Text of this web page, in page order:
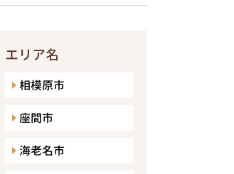
エリア名
相模原市
座間市
海老名市